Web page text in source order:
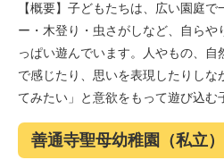
【概要】子どもたちは、広い園庭
ー・木登り・虫さがしなど、自ら
っぱい遊んでいます。人やもの、
で感じたり、思いを表現したりしな
てみたい」と意欲をもって遊び込む
善通寺聖母幼稚園（私立）